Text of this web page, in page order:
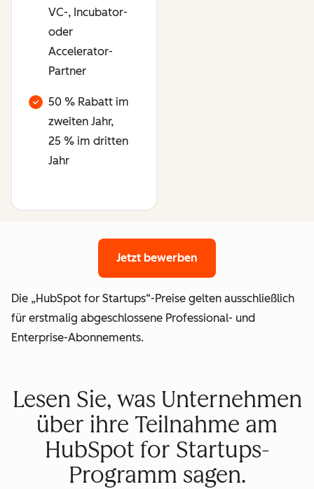
VC-, Incubator-
oder
Accelerator-
Partner
50 % Rabatt im
zweiten Jahr,
25 % im dritten
Jahr
Jetzt bewerben
Die „HubSpot for Startups“-Preise gelten ausschließlich
für erstmalig abgeschlossene Professional- und
Enterprise-Abonnements.
Lesen Sie, was Unternehmen
über ihre Teilnahme am
HubSpot for Startups-
Programm sagen.